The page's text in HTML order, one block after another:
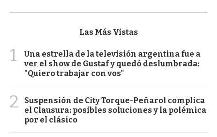
Las Más Vistas
1
Una estrella de la televisión argentina fue a
ver el show de Gustaf y quedó deslumbrada:
"Quiero trabajar con vos"
2
Suspensión de City Torque-Peñarol complica
el Clausura: posibles soluciones y la polémica
por el clásico